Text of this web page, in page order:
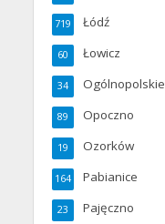
Łódź
719
Łowicz
60
Ogólnopolskie
34
Opoczno
89
Ozorków
19
Pabianice
164
Pajęczno
23